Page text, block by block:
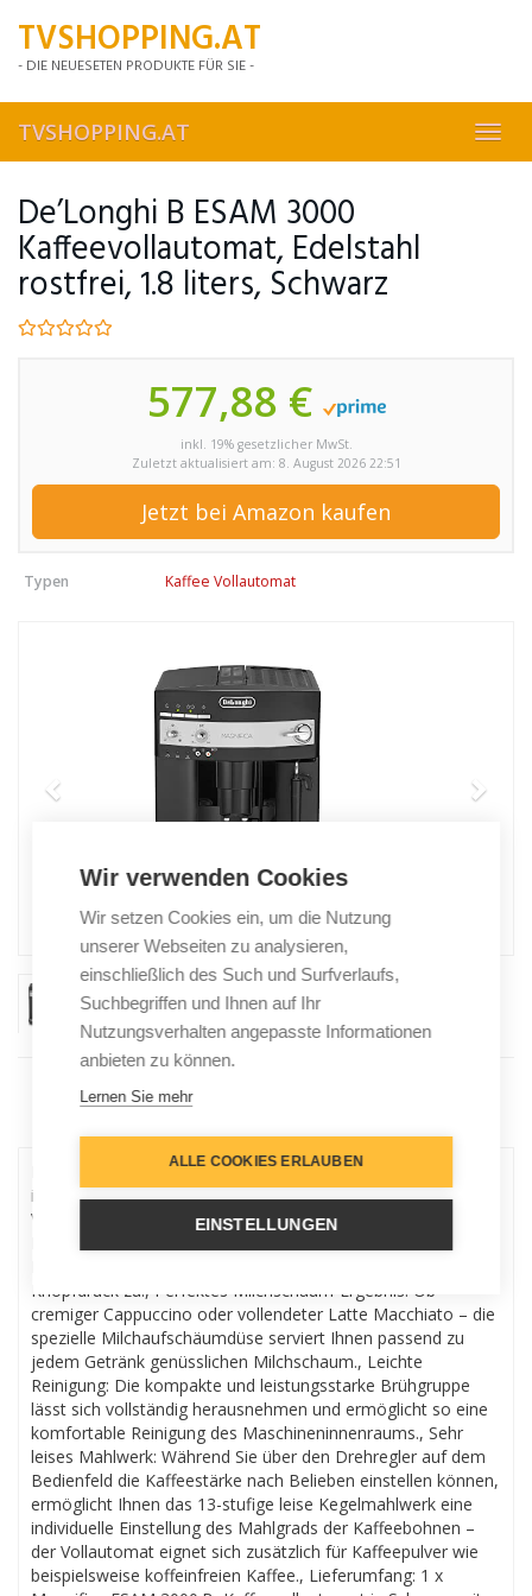
mainTVSHOPPING.AT
- DIE NEUESETEN PRODUKTE FÜR SIE -
TVSHOPPING.AT
De’Longhi B ESAM 3000
Kaffeevollautomat, Edelstahl
rostfrei, 1.8 liters, Schwarz
577,88 €
inkl. 19% gesetzlicher MwSt.
Zuletzt aktualisiert am: 8. August 2026 22:51
Jetzt bei Amazon kaufen
Typen Kaffee Vollautomat
Ihr erster Kaffeevollautomat: Diese De’Longhi Maschine ist
ideal für alle Kaffee-Liebhaber, die zum ersten Mal einen
Vollautomaten besitzen – damit bereiten Sie feine
Knopfdruck zu., Perfektes Milchschaum-Ergebnis: Ob
cremiger Cappuccino oder vollendeter Latte Macchiato – die
spezielle Milchaufschäumdüse serviert Ihnen passend zu
jedem Getränk genüsslichen Milchschaum., Leichte
Reinigung: Die kompakte und leistungsstarke Brühgruppe
lässt sich vollständig herausnehmen und ermöglicht so eine
komfortable Reinigung des Maschineninnenraums., Sehr
leises Mahlwerk: Während Sie über den Drehregler auf dem
Bedienfeld die Kaffeestärke nach Belieben einstellen können,
ermöglicht Ihnen das 13-stufige leise Kegelmahlwerk eine
individuelle Einstellung des Mahlgrads der Kaffeebohnen –
der Vollautomat eignet sich zusätzlich für Kaffeepulver wie
beispielsweise koffeinfreien Kaffee., Lieferumfang: 1 x
Wir verwenden Cookies
Wir setzen Cookies ein, um die Nutzung
unserer Webseiten zu analysieren,
einschließlich des Such und Surfverlaufs,
Suchbegriffen und Ihnen auf Ihr
Nutzungsverhalten angepasste Informationen
anbieten zu können.
Lernen Sie mehr
ALLE COOKIES ERLAUBEN
EINSTELLUNGEN